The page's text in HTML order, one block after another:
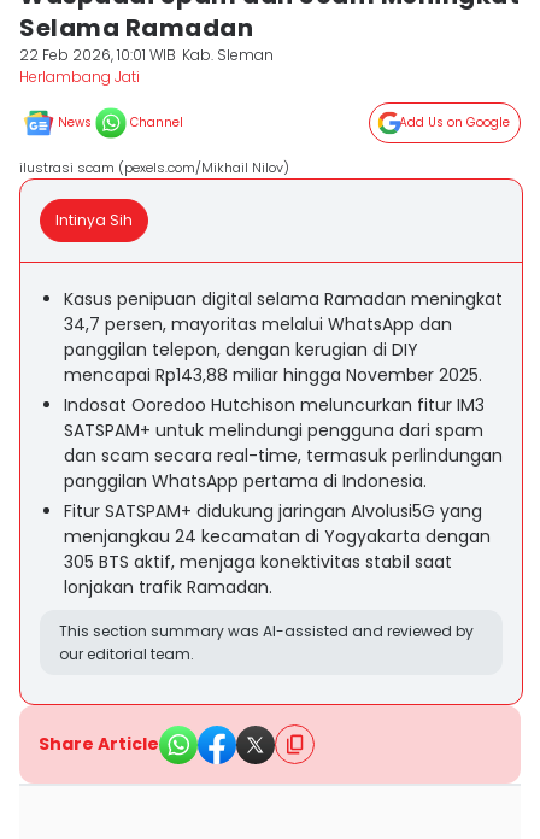
Selama Ramadan
22 Feb 2026, 10:01 WIB Kab. Sleman
Herlambang Jati
News Channel Add Us on Google
ilustrasi scam (pexels.com/Mikhail Nilov)
Intinya Sih
Kasus penipuan digital selama Ramadan meningkat
34,7 persen, mayoritas melalui WhatsApp dan
panggilan telepon, dengan kerugian di DIY
mencapai Rp143,88 miliar hingga November 2025.
Indosat Ooredoo Hutchison meluncurkan fitur IM3
SATSPAM+ untuk melindungi pengguna dari spam
dan scam secara real-time, termasuk perlindungan
panggilan WhatsApp pertama di Indonesia.
Fitur SATSPAM+ didukung jaringan AIvolusi5G yang
menjangkau 24 kecamatan di Yogyakarta dengan
305 BTS aktif, menjaga konektivitas stabil saat
lonjakan trafik Ramadan.
This section summary was AI-assisted and reviewed by
our editorial team.
Share Article